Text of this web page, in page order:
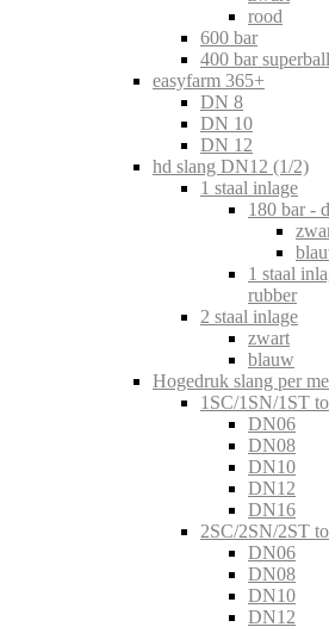
rood
600 bar
400 bar superball
easyfarm 365+
DN 8
DN 10
DN 12
hd slang DN12 (1/2)
1 staal inlage
180 bar -
1 staal
rubber
2 staal inlage
zwart
blauw
Hogedruk slang per
1SC/1SN/1ST
DN06
DN08
DN10
DN12
DN16
2SC/2SN/2ST
DN06
DN08
DN10
DN12